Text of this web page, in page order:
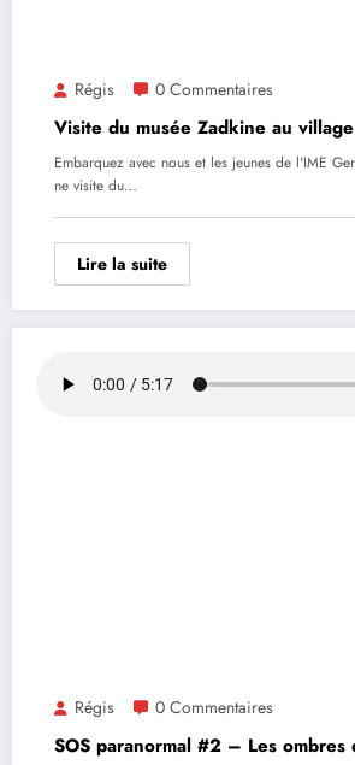
Régis 0 Commentaires
Visite du musée Zadkine au
Embarquez avec nous et les jeunes de l'IME
ne visite du…
Lire la suite
Régis 0 Commentaires
SOS paranormal #2 – Les ombres